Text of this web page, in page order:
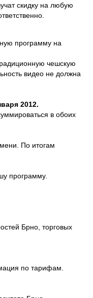
скидку на любую
программу на
чешскую
видео не должна
2012.
в обоих
По итогам
программу.
Брно, торговых
по тарифам.